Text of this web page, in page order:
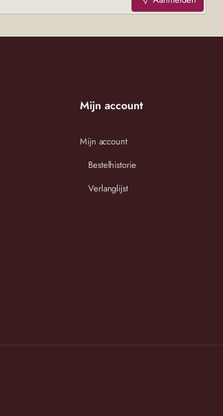
Mijn account
Mijn account
Bestelhistorie
Verlanglijst